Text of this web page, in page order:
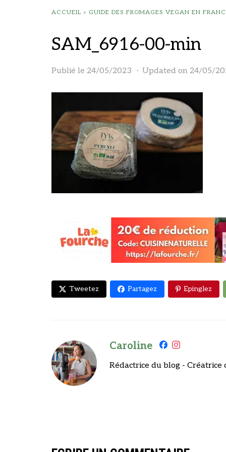
ACCUEIL » GUIDE DES FROMAGES VEGAN EN
SAM_6916-00-min
Publié le 24/05/2023 Updated on 24/05/
Tweetez Partagez Epinglez
Caroline
Rédactrice du blog -